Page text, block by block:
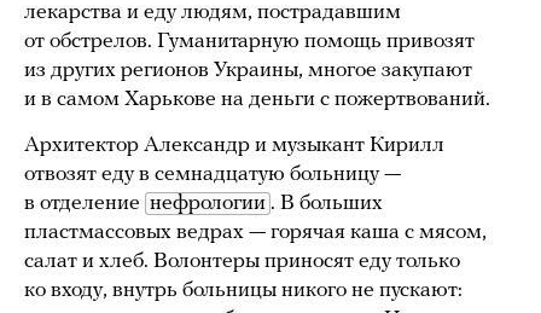
лекарства и еду людям, пострадавшим
от обстрелов. Гуманитарную помощь привозят
из других регионов Украины, многое закупают
и в самом Харькове на деньги с пожертвований.
Архитектор Александр и музыкант Кирилл
отвозят еду в семнадцатую больницу —
в отделение нефрологии . В больших
пластмассовых ведрах — горячая каша с мясом,
салат и хлеб. Волонтеры приносят еду только
ко входу, внутрь больницы никого не пускают: